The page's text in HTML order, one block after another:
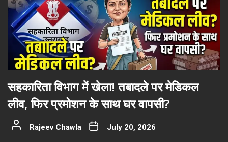
सहकारिता विभाग में खेला! तबादले पर मेडिकल
लीव, फिर प्रमोशन के साथ घर वापसी?
Rajeev Chawla July 20, 2026